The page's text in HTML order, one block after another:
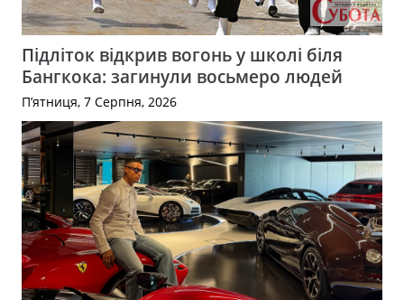
Підліток відкрив вогонь у школі біля
Бангкока: загинули восьмеро людей
П’ятниця, 7 Серпня, 2026